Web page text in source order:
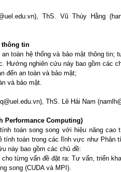
ThS. Vũ Thúy Hằng
thông tin
toàn hệ thống và bảo mật thông tin;
Hướng nghiên cứu này bao gồm các
đến an toàn và bảo mật;
và bảo mật.
ThS. Lê Hải Nam
Performance Computing)
toán song song với hiệu năng cao
tính toán trong các lĩnh vực như Phân
này bao gồm các chủ đề:
từng vấn đề đặt ra: Tư vấn, triển
song (CUDA và MPI).